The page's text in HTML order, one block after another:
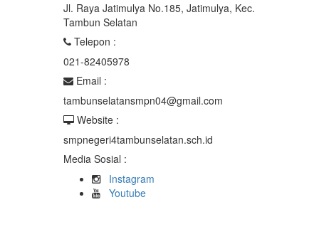
Jl. Raya Jatimulya No.185, Jatimulya, Kec.
Tambun Selatan
Telepon :
021-82405978
Email :
tambunselatansmpn04@gmail.com
Website :
smpnegeri4tambunselatan.sch.id
Media Sosial :
Instagram
Youtube